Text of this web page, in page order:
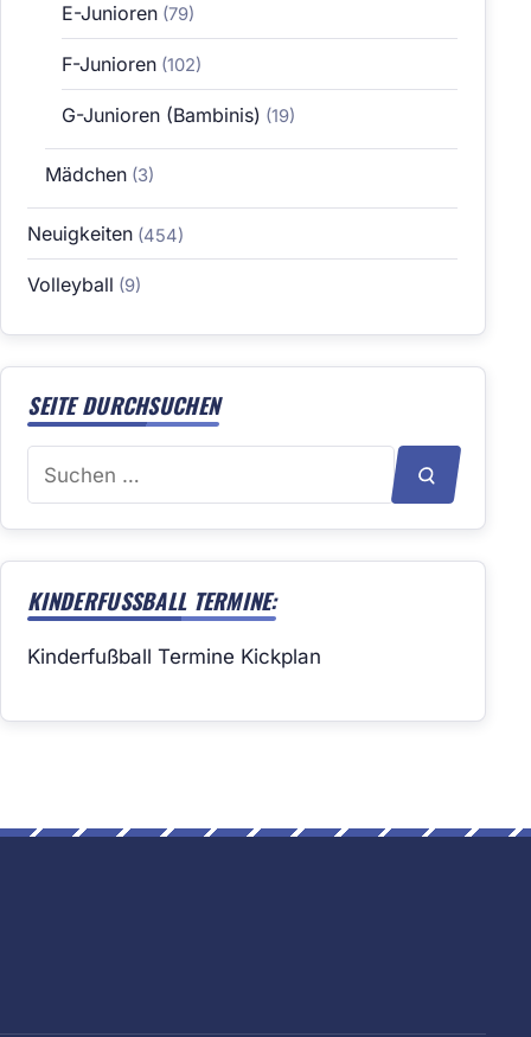
E-Junioren (79)
F-Junioren (102)
G-Junioren (Bambinis) (19)
Mädchen(3)
Neuigkeiten (454)
Volleyball (9)
SEITE DURCHSUCHEN
Suchen
SUCHEN
KINDERFUSSBALL TERMINE:
Kinderfußball Termine Kickplan